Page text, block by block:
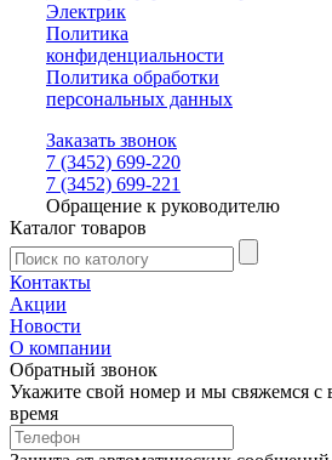
Электрик
Политика
конфиденциальности
Политика обработки
персональных данных
Заказать звонок
7 (3452) 699-220
7 (3452) 699-221
Обращение к руководителю
Каталог товаров
Контакты
Акции
Новости
О компании
Обратный звонок
Укажите свой номер и мы свяжемся с
время